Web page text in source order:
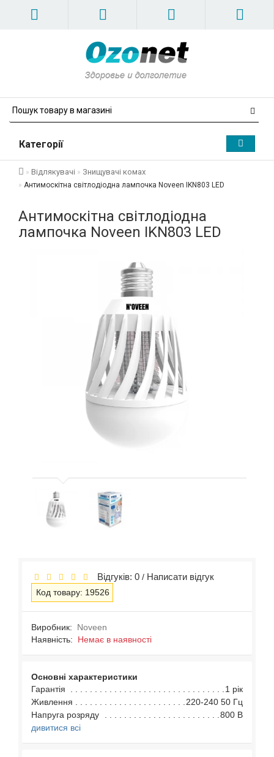
Категорії
Відлякувачі Знищувачі комах
Антимоскітна світлодіодна лампочка Noveen IKN803 LED
Антимоскітна світлодіодна
лампочка Noveen IKN803 LED
Відгуків: 0 / Написати відгук
Код товару: 19526
Виробник:
Noveen
Наявність: Немає в наявності
Основні характеристики
Гарантія
1 рік
Живлення
220-240 50 Гц
Напруга розряду
800 В
дивитися всі